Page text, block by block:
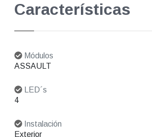
Características
Módulos
ASSAULT
LED´s
4
Instalación
Exterior